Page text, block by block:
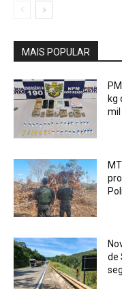
MAIS POPULAR
kg
mil
de